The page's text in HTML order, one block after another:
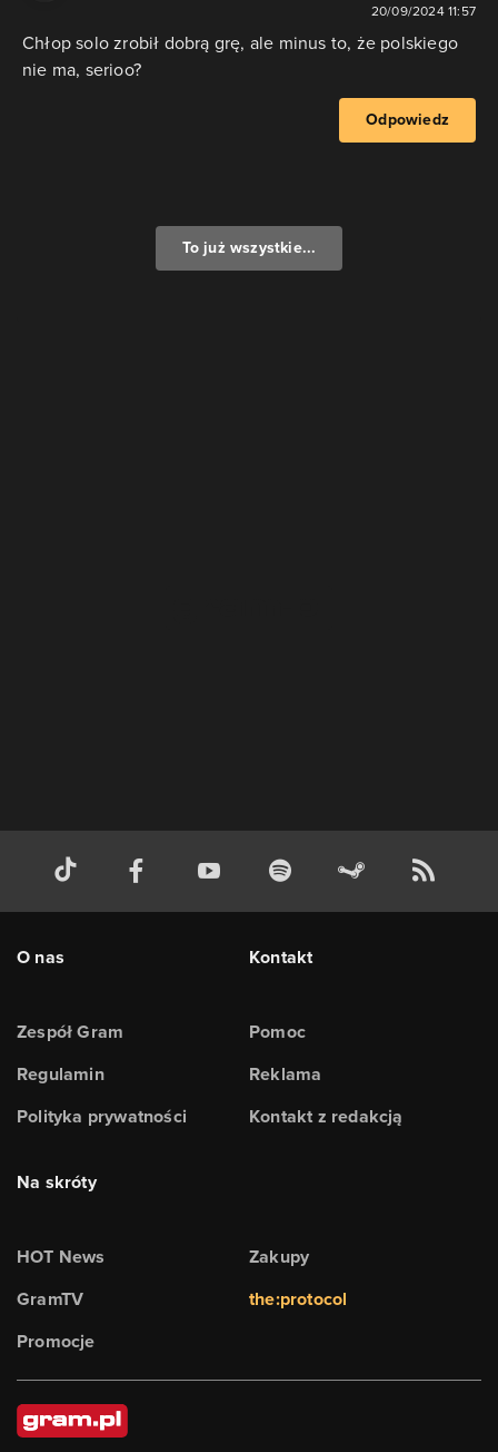
20/09/2024 11:57
Chłop solo zrobił dobrą grę, ale minus to, że polskiego
nie ma, serioo?
Odpowiedz
To już wszystkie...
O nas
Zespół Gram
Regulamin
Polityka prywatności
Kontakt
Pomoc
Reklama
Kontakt z redakcją
Na skróty
HOT News
GramTV
Promocje
Zakupy
the:protocol